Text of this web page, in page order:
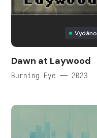
Vydáno
Dawn at Laywood
Burning Eye — 2023